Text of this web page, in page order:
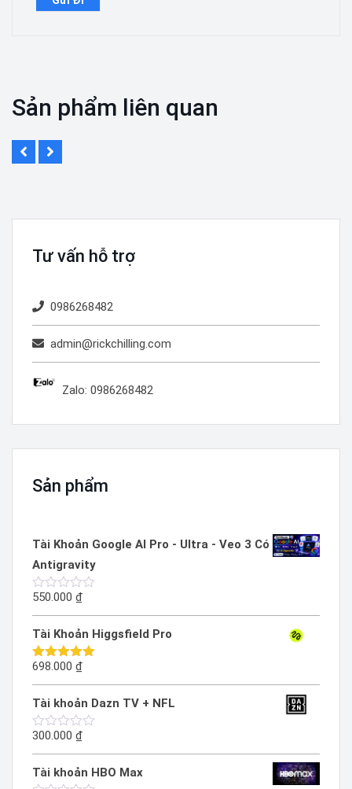
Sản phẩm liên quan
Tư vấn hỗ trợ
0986268482
admin@rickchilling.com
Zalo: 0986268482
Sản phẩm
Tài Khoản Google AI Pro - Ultra - Veo 3 Có
Antigravity
Được
0
5
sao
550.000 ₫
Tài Khoản Higgsfield Pro
Được xếp
698.000 ₫
Tài khoản Dazn TV + NFL
Được
0
5
300.000 ₫
Tài khoản HBO Max